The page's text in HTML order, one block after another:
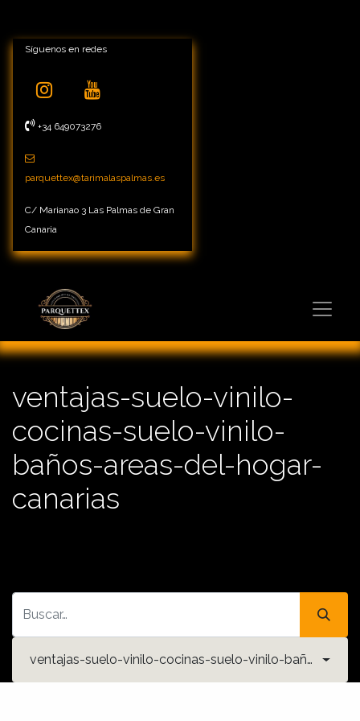
Síguenos en redes
+34 649073276
parquettex@tarimalaspalmas.es
C/ Marianao 3 Las Palmas de Gran
Canaria
ventajas-suelo-vinilo-
cocinas-suelo-vinilo-
baños-areas-del-hogar-
canarias
ventajas-suelo-vinilo-cocinas-suelo-vinilo-baños-areas-del-hogar-canarias